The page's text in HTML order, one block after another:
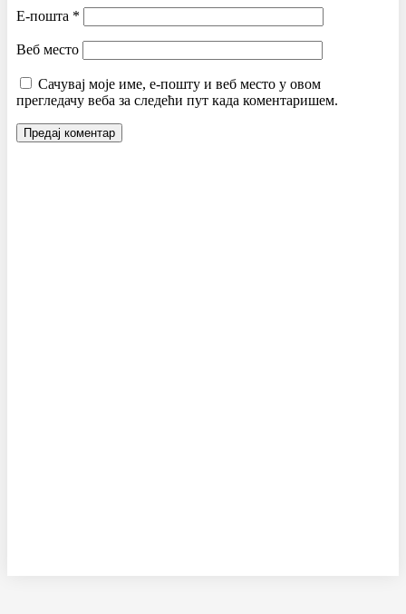
Е-пошта *
Веб место
Сачувај моје име, е-пошту и веб место у овом
прегледачу веба за следећи пут када коментаришем.